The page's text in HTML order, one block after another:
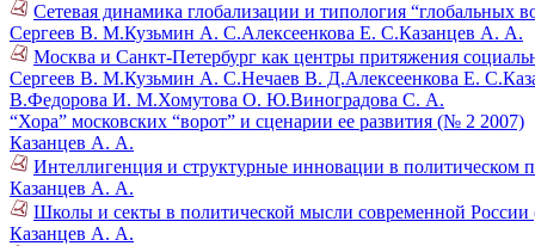
Сетевая динамика глобализации и типология “глобальных
Сергеев В. М.Кузьмин А. С.Алексеенкова Е. С.Казанцев А. А.
Москва и Санкт-Петербург как центры притяжения
Сергеев В. М.Кузьмин А. С.Нечаев В. Д.Алексеенкова Е. С.
В.Федорова И. М.Хомутова О. Ю.Виноградова С. А.
“Хора” московских “ворот” и сценарии ее развития (№ 2 2007)
Казанцев А. А.
Интеллигенция и структурные инновации в политическом
Казанцев А. А.
Школы и секты в политической мысли современной
Казанцев А. А.